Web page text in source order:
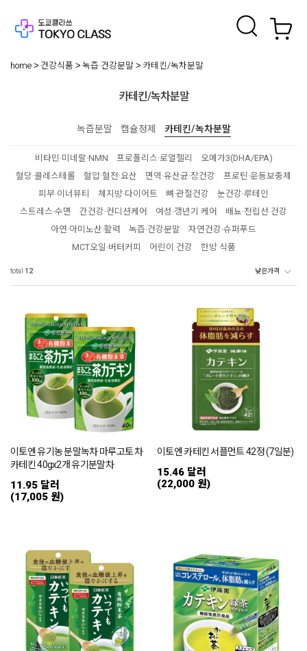
home 건강식품 녹즙·건강분말 카테킨/녹차분말
카테킨/녹차분말
녹즙분말 캡슐정제 카테킨/녹차분말
비타민·미네랄·NMN 프로폴리스·로열젤리
오메가3(DHA/EPA)
혈당·콜레스테롤
혈압·혈전·요산 면역·유산균·장건강
프로틴·운동보충제
피부·이너뷰티
체지방·다이어트 뼈·관절건강
눈건강·루테인
스트레스·수면
간건강·컨디션케어 여성·갱년기 케어
배뇨·전립선 건강
아연·아미노산·활력
녹즙·건강분말
자연건강·슈퍼푸드
MCT오일·버터커피
어린이 건강 한방 식품
total 12
이토엔 유기농 분말녹차 마루고토 차
카테킨 40gx2개 유기분말차
11.95 달러
(17,005 원)
이토엔 카테킨 서플먼트 42정 (7일분)
15.46 달러
(22,000 원)